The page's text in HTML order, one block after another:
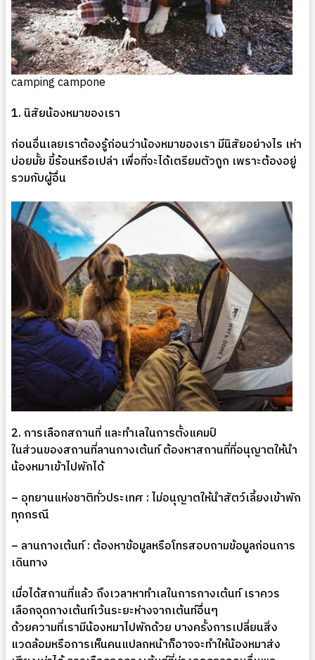
camping campone
1. นิสัยน้องหมาของเรา
ก่อนอื่นเลยเราต้องรู้ก่อนว่าน้องหมาของเรา มีนิสัยอย่างไร เห่า
บ่อยมั้ย ขี้ร้อนหรือเปล่า เพื่อที่จะได้เตรียมตัวถูก เพราะต้องอยู่
รวมกับผู้อื่น
2.การเลือกสถานที่ และทำเลในการตั้งแคมป์
ในส่วนของสถานที่ลานกางเต้นท์ ต้องหาสถานที่ที่อนุญาตให้นำ
น้องหมาเข้าไปพักได้
– อุทยานแห่งชาติทั่วประเทศ :ไม่อนุญาตให้นำสัตว์เลี้ยงเข้าพัก
ทุกกรณี
– ลานกางเต้นท์: ต้องหาข้อมูลหรือโทรสอบถามข้อมูลก่อนการ
เดินทาง
เมื่อได้สถานที่แล้ว ถึงเวลาหาทำเลในการกางเต้นท์ เราควร
เลือกจุดกางเต้นท์เว้นระยะห่างจากเต้นท์อื่นๆ
ด้วยความที่เรามีน้องหมาไปพักด้วย บางครั้งการเปลี่ยนสิ่ง
แวดล้อมหรือการเห็นคนแปลกหน้าก็อาจจะทำให้น้องหมาส่ง